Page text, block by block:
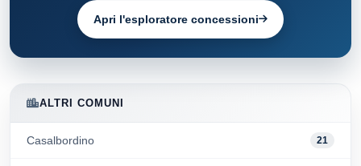
ALTRI COMUNI
Casalbordino 21
Apri l'esploratore concessioni